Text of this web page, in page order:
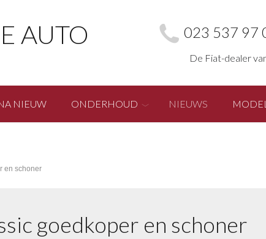
AUTO 023 537 97
De Fiat-dealer
NIEUW ONDERHOUD NIEUWS
en schoner
goedkoper en schoner